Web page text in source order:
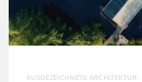
AUSGEZEICHNETE ARCHITEKTUR